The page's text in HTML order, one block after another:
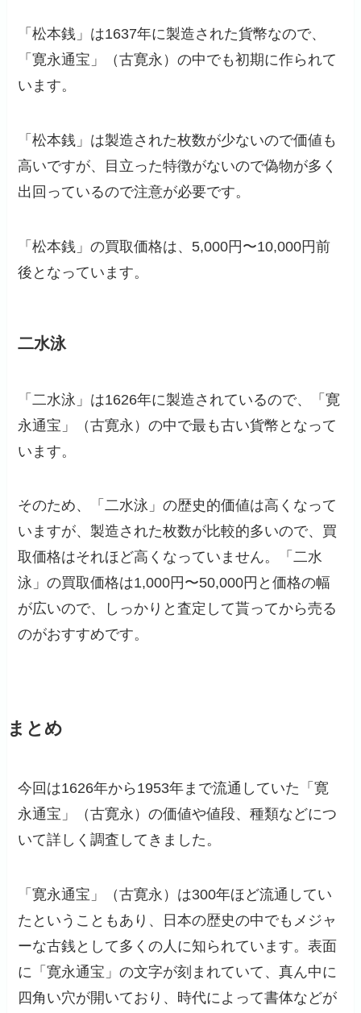
「松本銭」は1637年に製造された貨幣なので、
「寛永通宝」（古寛永）の中でも初期に作られて
います。
「松本銭」は製造された枚数が少ないので価値も
高いですが、目立った特徴がないので偽物が多く
出回っているので注意が必要です。
「松本銭」の買取価格は、5,000円〜10,000円前
後となっています。
二水泳
「二水泳」は1626年に製造されているので、「寛
永通宝」（古寛永）の中で最も古い貨幣となって
います。
そのため、「二水泳」の歴史的価値は高くなって
いますが、製造された枚数が比較的多いので、買
取価格はそれほど高くなっていません。「二水
泳」の買取価格は1,000円〜50,000円と価格の幅
が広いので、しっかりと査定して貰ってから売る
のがおすすめです。
まとめ
今回は1626年から1953年まで流通していた「寛
永通宝」（古寛永）の価値や値段、種類などにつ
いて詳しく調査してきました。
「寛永通宝」（古寛永）は300年ほど流通してい
たということもあり、日本の歴史の中でもメジャ
ーな古銭として多くの人に知られています。表面
に「寛永通宝」の文字が刻まれていて、真ん中に
四角い穴が開いており、時代によって書体などが